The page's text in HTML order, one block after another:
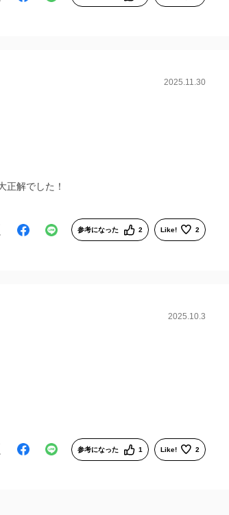
2025.11.30
正解でした！
参考になった 2 Like! 2
2025.10.3
参考になった 1 Like! 2